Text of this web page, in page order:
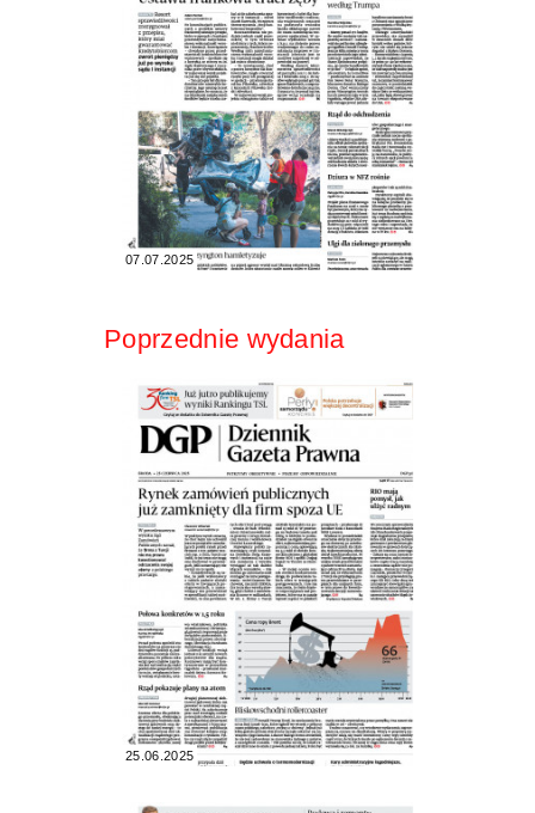
07.07.2025
Poprzednie wydania
25.06.2025